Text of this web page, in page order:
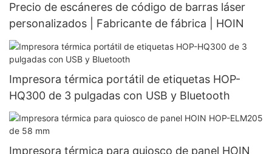
Precio de escáneres de código de barras láser
personalizados | Fabricante de fábrica | HOIN
Impresora térmica portátil de etiquetas HOP-
HQ300 de 3 pulgadas con USB y Bluetooth
Impresora térmica para quiosco de panel HOIN